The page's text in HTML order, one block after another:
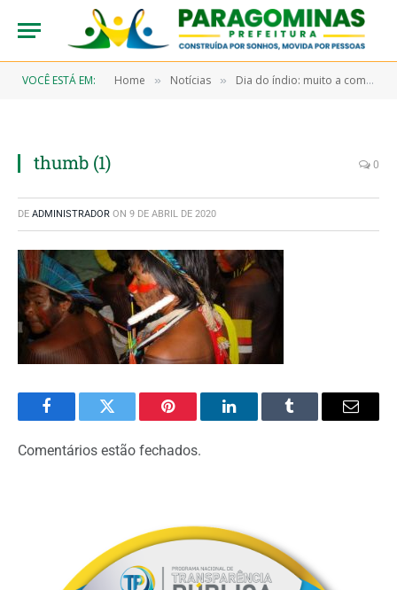
VOCÊ ESTÁ EM: Home » Notícias » Dia do índio: muito a comemorar em Paragominas
thumb (1) 0
DE ADMINISTRADOR ON 9 DE ABRIL DE 2020
FacebookTwitter Pinterest LinkedInTumblr Email
Comentários estão fechados.